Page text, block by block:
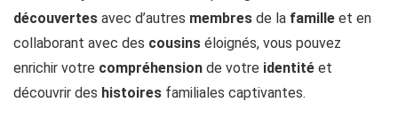
découvertes avec d’autres membres de la famille et en
collaborant avec des cousins éloignés, vous pouvez
enrichir votre compréhension de votre identité et
découvrir des histoires familiales captivantes.